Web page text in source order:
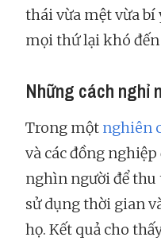
thái vừa mệt vừa bí
mọi thứ lại khó đến
Những cách nghỉ
Trong một nghiên
và các đồng
nghìn người để thu
sử dụng thời gian
họ. Kết quả cho